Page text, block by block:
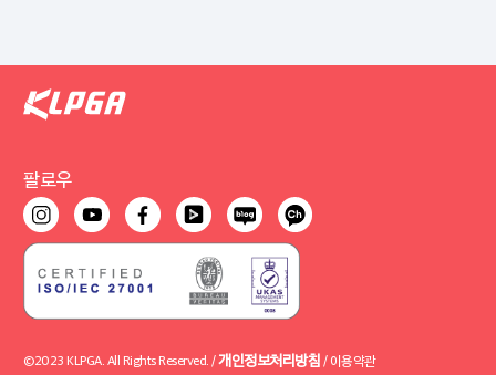
팔로우
©2023 KLPGA. All Rights Reserved. /개인정보처리방침 / 이용약관